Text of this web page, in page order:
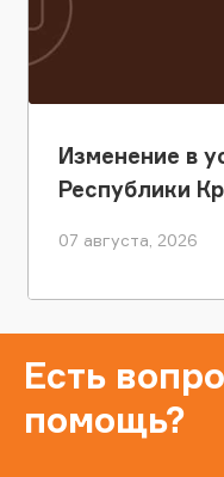
Изменение в
Республики
07 августа, 2026
Есть
помощь?